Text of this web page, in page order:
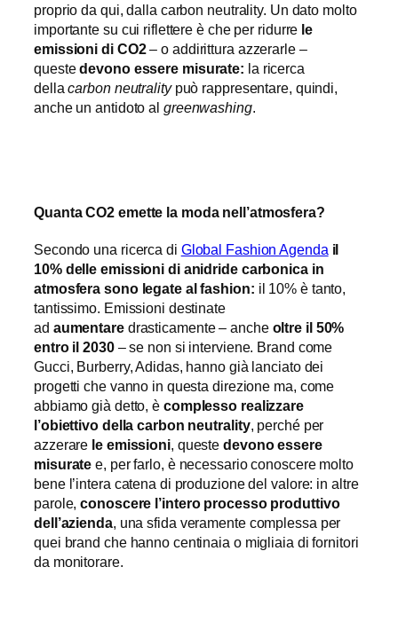
proprio da qui, dalla carbon neutrality. Un dato molto
importante su cui riflettere è che per ridurre le
emissioni di CO2– o addirittura azzerarle –
questedevono essere misurate: la ricerca
dellacarbon neutralitypuò rappresentare, quindi,
anche un antidoto al greenwashing.
Quanta CO2 emette la moda nell’atmosfera?
Secondo una ricerca di Global Fashion Agenda il
10% delle emissioni di anidride carbonica in
atmosfera sono legate al fashion: il 10% è tanto,
tantissimo. Emissioni destinate
ad aumentaredrasticamente – anche oltre il 50%
entro il 2030– se non si interviene. Brand come
Gucci, Burberry, Adidas, hanno già lanciato dei
progetti che vanno in questa direzione ma, come
abbiamo già detto, è complesso realizzare
l’obiettivo della carbon neutrality, perché per
azzerare le emissioni, questedevono essere
misuratee, per farlo, è necessario conoscere molto
bene l’intera catena di produzione del valore: in altre
parole,conoscere l’intero processo produttivo
dell’azienda, una sfida veramente complessa per
quei brand che hanno centinaia o migliaia di fornitori
da monitorare.